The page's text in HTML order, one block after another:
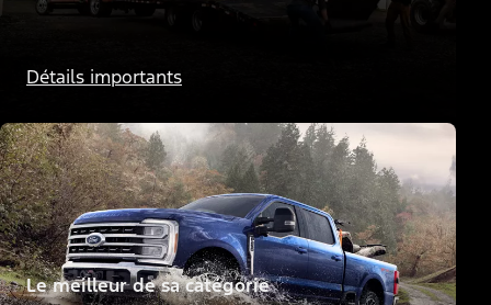
Puissance et couple des
moteurs diesel
Détails importants
Le meilleur de sa catégorie